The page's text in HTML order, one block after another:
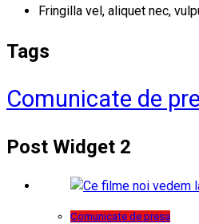
Fringilla vel, aliquet nec,
Tags
Comunicate de
Post Widget 2
Comunicate de presa